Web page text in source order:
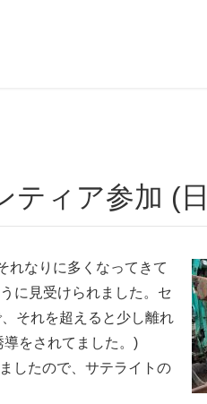
r2549115/public_html/
ティア参加 (
れなりに多くなってきて
に見受けられました。セ
それを超えると少し離れ
をされてました。)
したので、サテライトの